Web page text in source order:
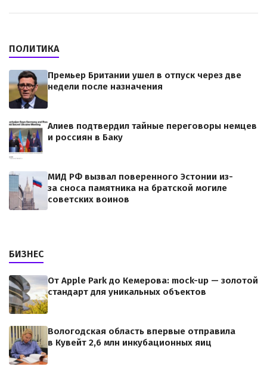
ПОЛИТИКА
Премьер Британии ушел в отпуск через две
недели после назначения
Алиев подтвердил тайные переговоры немцев
и россиян в Баку
МИД РФ вызвал поверенного Эстонии из-
за сноса памятника на братской могиле
советских воинов
БИЗНЕС
От Apple Park до Кемерова: mock-up — золотой
стандарт для уникальных объектов
Вологодская область впервые отправила
в Кувейт 2,6 млн инкубационных яиц